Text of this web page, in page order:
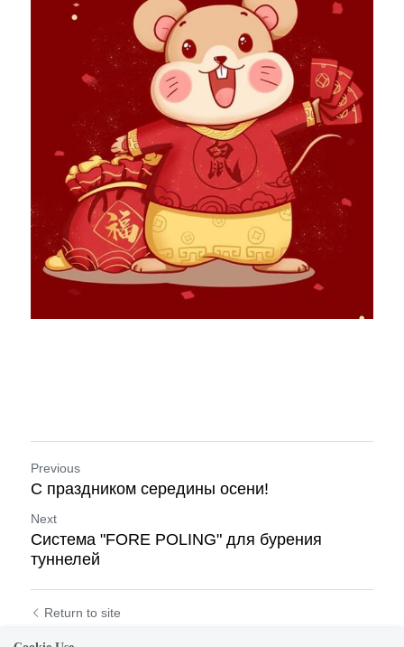
Previous
С праздником середины осени!
Next
Система "FORE POLING" для бурения
туннелей
Return to site